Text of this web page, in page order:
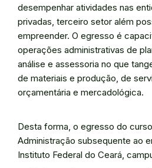
desempenhar atividades nas
privadas, terceiro setor além
empreender. O egresso é
operações administrativas de
análise e assessoria no que
de materiais e produção, de
orçamentária e mercadológica.
Desta forma, o egresso do
Administração subsequente ao
Instituto Federal do Ceará,